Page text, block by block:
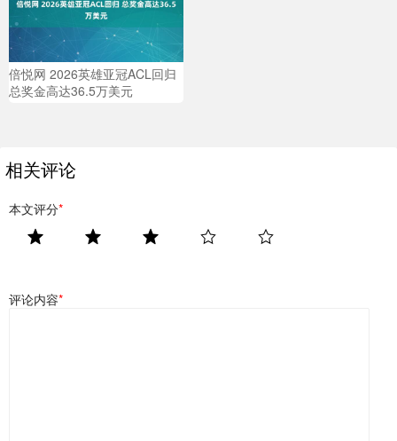
倍悦网 2026英雄亚冠ACL回归
总奖金高达36.5万美元
相关评论
本文评分*
评论内容*